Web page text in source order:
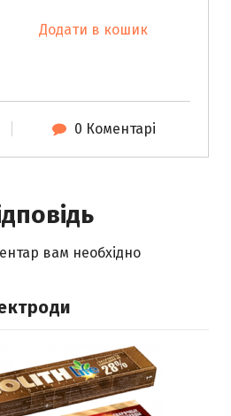
Додати в кошик
0 Коментарі
вам необхідно